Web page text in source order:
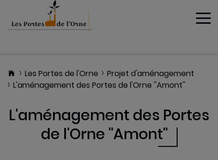
Les Portes de l'Orne
Projet d'aménagement
L'aménagement des Portes de l'Orne ''Amont''
L'aménagement des Portes
de l'Orne ''Amont''